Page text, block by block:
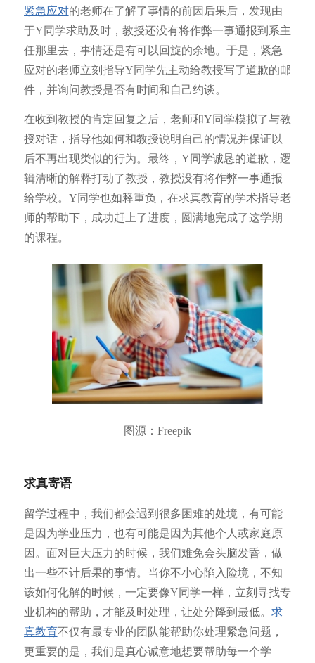
紧急应对的老师在了解了事情的前因后果后，发现由
于Y同学求助及时，教授还没有将作弊一事通报到系主
任那里去，事情还是有可以回旋的余地。于是，紧急
应对的老师立刻指导Y同学先主动给教授写了道歉的邮
件，并询问教授是否有时间和自己约谈。
在收到教授的肯定回复之后，老师和Y同学模拟了与教
授对话，指导他如何和教授说明自己的情况并保证以
后不再出现类似的行为。最终，Y同学诚恳的道歉，逻
辑清晰的解释打动了教授，教授没有将作弊一事通报
给学校。Y同学也如释重负，在求真教育的学术指导老
师的帮助下，成功赶上了进度，圆满地完成了这学期
的课程。
图源：Freepik
求真寄语
留学过程中，我们都会遇到很多困难的处境，有可能
是因为学业压力，也有可能是因为其他个人或家庭原
因。面对巨大压力的时候，我们难免会头脑发昏，做
出一些不计后果的事情。当你不小心陷入险境，不知
该如何化解的时候，一定要像Y同学一样，立刻寻找专
业机构的帮助，才能及时处理，让处分降到最低。 求
真教育不仅有最专业的团队能帮助你处理紧急问题，
更重要的是，我们是真心诚意地想要帮助每一个学